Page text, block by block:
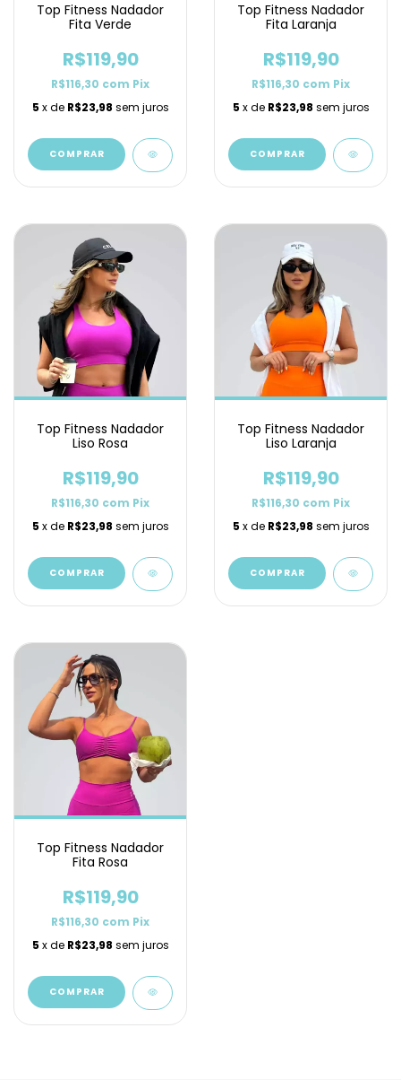
Top Fitness Nadador
Fita Verde
R$119,90
R$116,30 com Pix
5 x de R$23,98 sem juros
COMPRAR
Top Fitness Nadador
Fita Laranja
R$119,90
R$116,30 com Pix
5 x de R$23,98 sem juros
COMPRAR
Top Fitness Nadador
Liso Rosa
R$119,90
R$116,30 com Pix
5 x de R$23,98 sem juros
COMPRAR
Top Fitness Nadador
Liso Laranja
R$119,90
R$116,30 com Pix
5 x de R$23,98 sem juros
COMPRAR
Top Fitness Nadador
Fita Rosa
R$119,90
R$116,30 com Pix
5 x de R$23,98 sem juros
COMPRAR